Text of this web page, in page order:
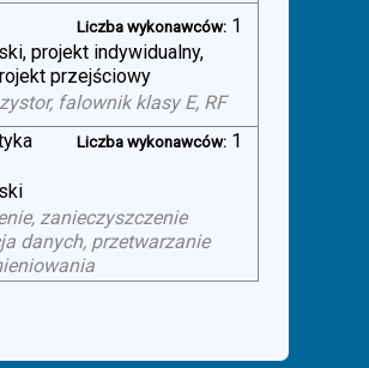
Liczba wykonawców: 1
projekt indywidualny,
przejściowy
falownik klasy E, RF
Liczba wykonawców: 1
zanieczyszczenie
danych, przetwarzanie